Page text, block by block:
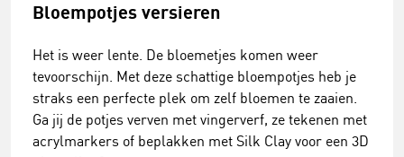
Bloempotjes versieren
Het is weer lente. De bloemetjes komen weer
tevoorschijn. Met deze schattige bloempotjes heb je
straks een perfecte plek om zelf bloemen te zaaien.
Ga jij de potjes verven met vingerverf, ze tekenen met
acrylmarkers of beplakken met Silk Clay voor een 3D